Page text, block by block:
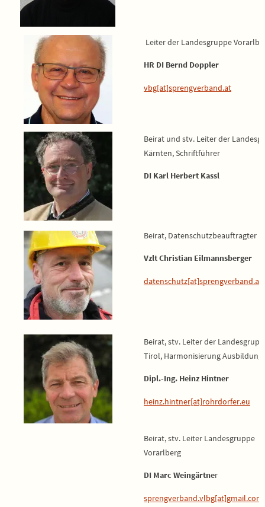
Leiter der Landesgruppe
HR DI Bernd Doppler
vbg[at]sprengverband.at
Beirat und stv. Leiter der
Kärnten, Schriftführer
DI Karl Herbert Kassl
Beirat, Datenschutzbeauftragter
Vzlt Christian Eilmannsberger
datenschutz[at]sprengverband.at
Beirat, stv. Leiter der
Tirol, Harmonisierung Ausbildung
Dipl.-Ing. Heinz Hintner
heinz.hintner[at]rohrdorfer.eu
Beirat, stv. Leiter Landesgruppe
Vorarlberg
DI Marc Weingärtner
sprengverband.vlbg[at]gmail.com